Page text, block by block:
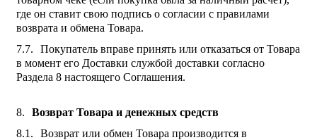
где он ставит свою подпись о согласии с правилами
возврата и обмена Товара.
Покупатель вправе принять или отказаться от Товара
в момент его Доставки службой доставки согласно
Раздела 8 настоящего Соглашения.
Возврат Товара и денежных средств
Возврат или обмен Товара производится в